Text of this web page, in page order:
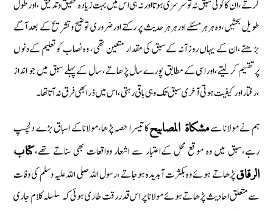
كرتے‏،ان كاكوئی سبق نہ توسرسری ہوتا اورنہ ہی اس میں بہت زیادہ تحقیق وتدقیق ‏،اورطول
طویل بحثیں‏،وہ ہرہرمسئلے اورہرہرحدیث پر ركتے اورضروری توضیح وتشریح كے بعدآگے
بڑھتے‏،ان كے یہاں روزآنہ كےسبق كی مقدار متعین تھی‏، وہ نصاب كوتعلیم كےدنوں
پرتقسیم كرلیتے‏،اوراسی كے مطابق پورے سال پڑھاتے‏، سال كے پہلے سبق میں جو انداز
‏،رفتار اوركیفیت ہوتی آخری سبق تك وہی باقی رہتی ‏،اس میں ذرا بھی فرق نہ آتاتھا۔
ہم نے مولانا سےمشكاة المصابیحكا تیسرا حصہ پڑھا‏،مولاناكے اسباق بڑے دلچسپ
رہے‏،سبق میں وہ موقع محل كےاعتبار سے اشعار وواقعات بھی سناتے تھے‏،كتاب
الرقاقپڑھاتے ہوئے وہ بكثرت آبدیدہ ہوجاتے ‏،رسول اللہ صلی اللہ علیہ وسلم كی وفات
سے متعلق احادیث پڑھاتے ہوئے مولانا پر اس قدررقت طاری ہوئی كہ سلسلہ كلام جاری